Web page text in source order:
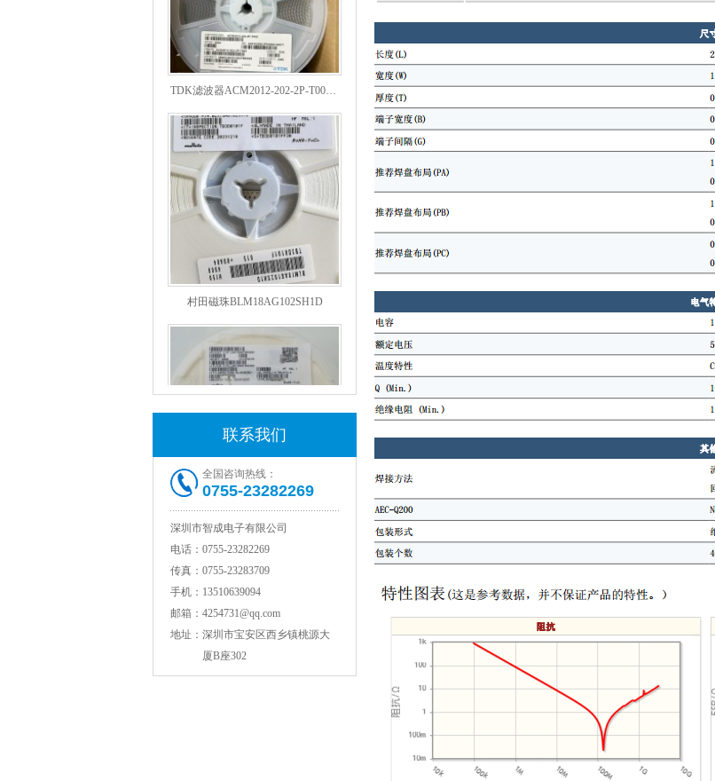
TDK滤波器ACM2012-202-2P-T002参数
村田磁珠BLM18AG102SH1D
村田电感LQW18AN15NG00D
联系我们
全国咨询热线：
0755-23282269
深圳市智成电子有限公司
电话： 0755-23282269
传真： 0755-23283709
手机： 13510639094
邮箱： 4254731@qq.com
地址： 深圳市宝安区西乡镇桃源大
厦B座302